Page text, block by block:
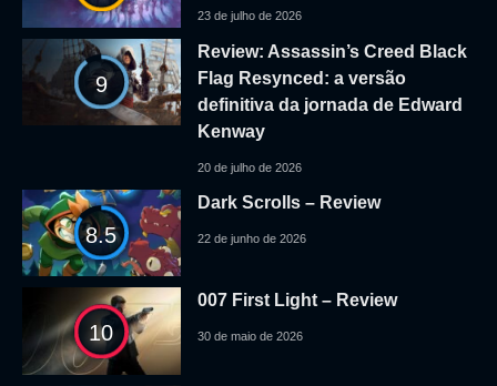
23 de julho de 2026
9
Review: Assassin’s Creed Black
Flag Resynced: a versão
definitiva da jornada de Edward
Kenway
20 de julho de 2026
8.5
Dark Scrolls – Review
22 de junho de 2026
10
007 First Light – Review
30 de maio de 2026